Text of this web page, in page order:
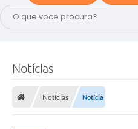
Notícias
Notícias Notícia